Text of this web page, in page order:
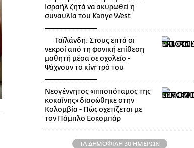
Ισραήλ ζητά να ακυρωθεί η
συναυλία του Kanye West
Ταϊλάνδη: Στους επτά οι
νεκροί από τη φονική επίθεση
μαθητή μέσα σε σχολείο -
Ψάχνουν το κίνητρό του
Νεογέννητος «ιπποπόταμος της
κοκαΐνης» διασώθηκε στην
Κολομβία - Πώς σχετίζεται με
τον Πάμπλο Εσκομπάρ
ΤΑ ΔΗΜΟΦΙΛΗ 30 ΗΜΕΡΩΝ